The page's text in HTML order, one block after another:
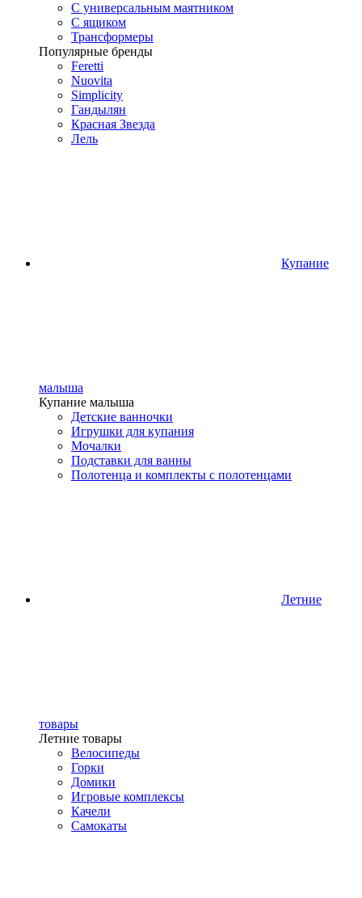
С универсальным маятником
С ящиком
Трансформеры
Популярные бренды
Feretti
Nuovita
Simplicity
Гандылян
Красная Звезда
Лель
Купание
малыша
Купание малыша
Детские ванночки
Игрушки для купания
Мочалки
Подставки для ванны
Полотенца и комплекты с полотенцами
Летние
товары
Летние товары
Велосипеды
Горки
Домики
Игровые комплексы
Качели
Самокаты